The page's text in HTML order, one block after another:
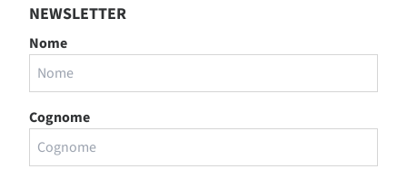
NEWSLETTER
Nome
Cognome